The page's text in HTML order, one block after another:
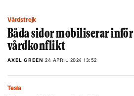
Vårdstrejk
Båda sidor mobiliserar inför
vårdkonflikt
AXEL GREEN 24 APRIL 2024 13:52
Tesla